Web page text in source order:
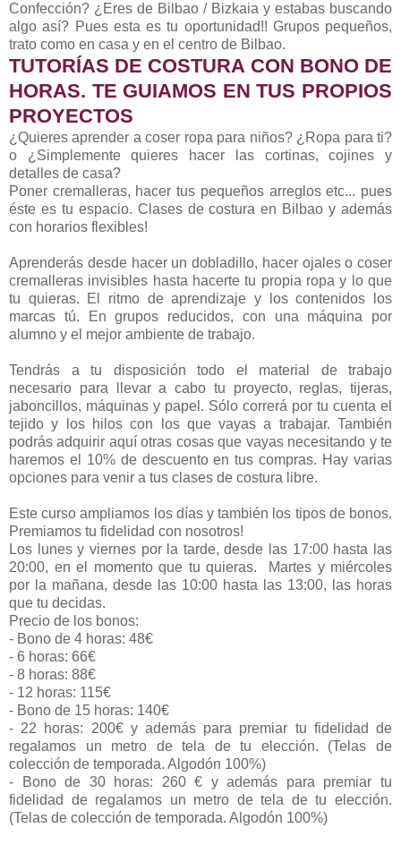
Confección? ¿Eres de Bilbao / Bizkaia y estabas buscando
algo así? Pues esta es tu oportunidad!! Grupos pequeños,
trato como en casa y en el centro de Bilbao.
TUTORÍAS DE COSTURA CON BONO DE
HORAS. TE GUIAMOS EN TUS PROPIOS
PROYECTOS
¿Quieres aprender a coser ropa para niños? ¿Ropa para ti?
o ¿Simplemente quieres hacer las cortinas, cojines y
detalles de casa?
Poner cremalleras, hacer tus pequeños arreglos etc... pues
éste es tu espacio. Clases de costura en Bilbao y además
con horarios flexibles!
Aprenderás desde hacer un dobladillo, hacer ojales o coser
cremalleras invisibles hasta hacerte tu propia ropa y lo que
tu quieras. El ritmo de aprendizaje y los contenidos los
marcas tú. En grupos reducidos, con una máquina por
alumno y el mejor ambiente de trabajo.
Tendrás a tu disposición todo el material de trabajo
necesario para llevar a cabo tu proyecto, reglas, tijeras,
jaboncillos, máquinas y papel. Sólo correrá por tu cuenta el
tejido y los hilos con los que vayas a trabajar. También
podrás adquirir aquí otras cosas que vayas necesitando y te
haremos el 10% de descuento en tus compras. Hay varias
opciones para venir a tus clases de costura libre.
Este curso ampliamos los días y también los tipos de bonos.
Premiamos tu fidelidad con nosotros!
Los lunes y viernes por la tarde, desde las 17:00 hasta las
20:00, en el momento que tu quieras. Martes y miércoles
por la mañana, desde las 10:00 hasta las 13:00, las horas
que tu decidas.
Precio de los bonos:
- Bono de 4 horas: 48€
- 6 horas: 66€
- 8 horas: 88€
- 12 horas: 115€
- Bono de 15 horas: 140€
- 22 horas: 200€ y además para premiar tu fidelidad de
regalamos un metro de tela de tu elección. (Telas de
colección de temporada. Algodón 100%)
- Bono de 30 horas: 260 € y además para premiar tu
fidelidad de regalamos un metro de tela de tu elección.
(Telas de colección de temporada. Algodón 100%)